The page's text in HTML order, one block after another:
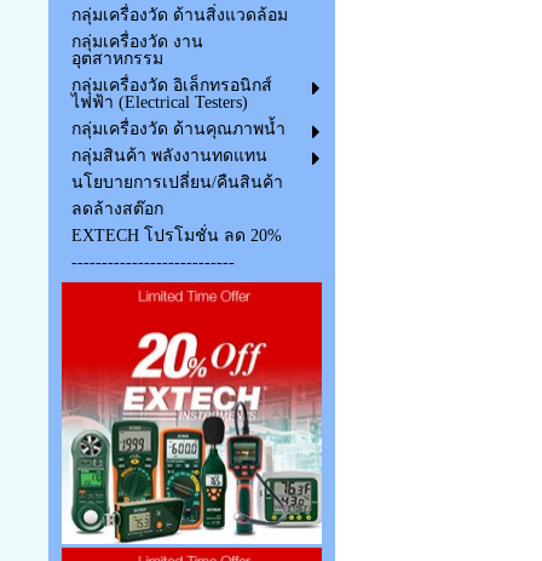
กลุ่มเครื่องวัด ด้านสิ่งแวดล้อม
กลุ่มเครื่องวัด งาน
อุตสาหกรรม
กลุ่มเครื่องวัด อิเล็กทรอนิกส์
ไฟฟ้า (Electrical Testers)
กลุ่มเครื่องวัด ด้านคุณภาพน้ำ
กลุ่มสินค้า พลังงานทดแทน
นโยบายการเปลี่ยน/คืนสินค้า
ลดล้างสต๊อก
EXTECH โปรโมชั่น ลด 20%
---------------------------